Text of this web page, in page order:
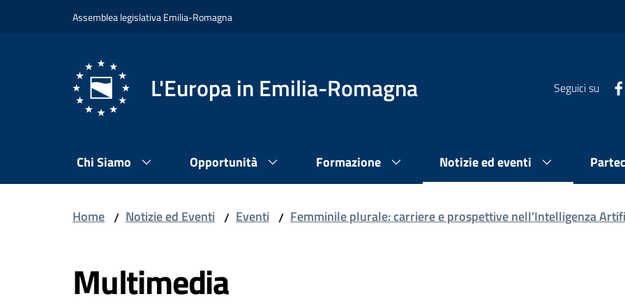
Vai al contenuto
Vai alla navigazioneAssemblea legislativa Emilia-Romagna
L'Europa in Emilia-Romagna Seguici su
Chi Siamo Opportunità Formazione Notizie ed eventi
Home / Notizie ed Eventi / Eventi / Femminile plurale: carriere e prospettive nell’Intelligenza
Multimedia